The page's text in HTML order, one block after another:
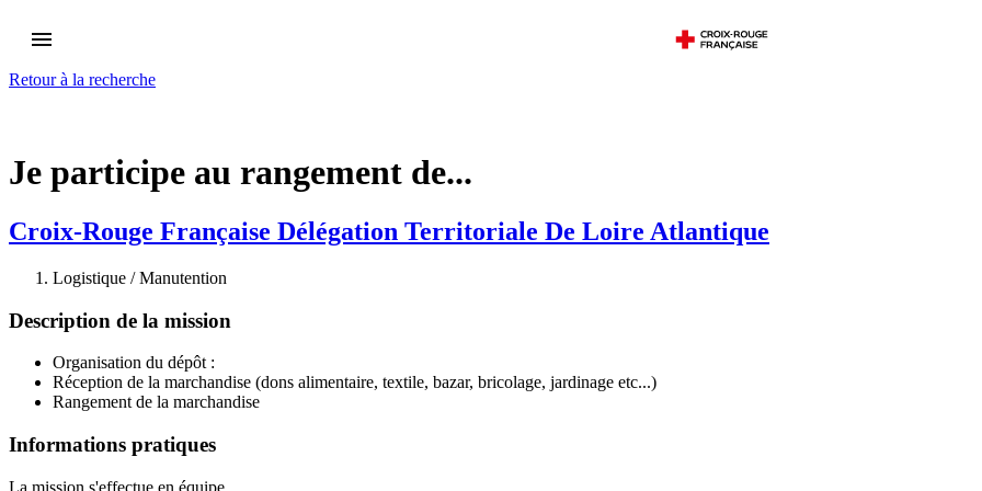
Ouvrir
menu
Retour à la recherche
Je participe au rangement de...
Croix-Rouge Française Délégation Territoriale De Loire Atlantique
Logistique / Manutention
Description de la mission
Organisation du dépôt :
Réception de la marchandise (dons alimentaire, textile, bazar, bricolage, jardinage etc...)
Rangement de la marchandise
Informations pratiques
La mission s'effectue en équipe